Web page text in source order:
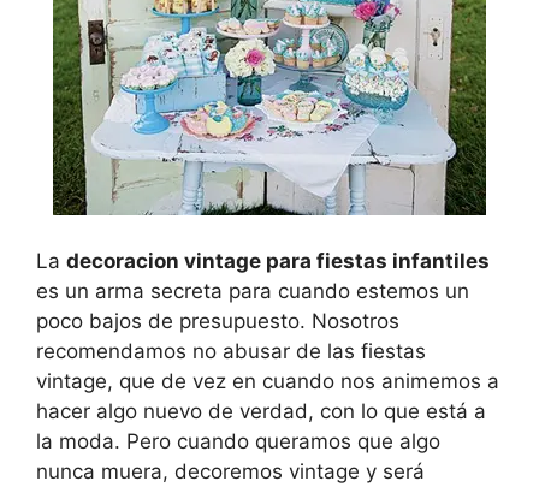
La decoracion vintage para fiestas infantiles
es un arma secreta para cuando estemos un
poco bajos de presupuesto. Nosotros
recomendamos no abusar de las fiestas
vintage, que de vez en cuando nos animemos a
hacer algo nuevo de verdad, con lo que está a
la moda. Pero cuando queramos que algo
nunca muera, decoremos vintage y será